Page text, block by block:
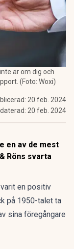
är om dig och
(Foto: Woxi)
20 feb. 2024
20 feb. 2024
en av de mest
Röns svarta
en positiv
på 1950-talet ta
sina föregångare